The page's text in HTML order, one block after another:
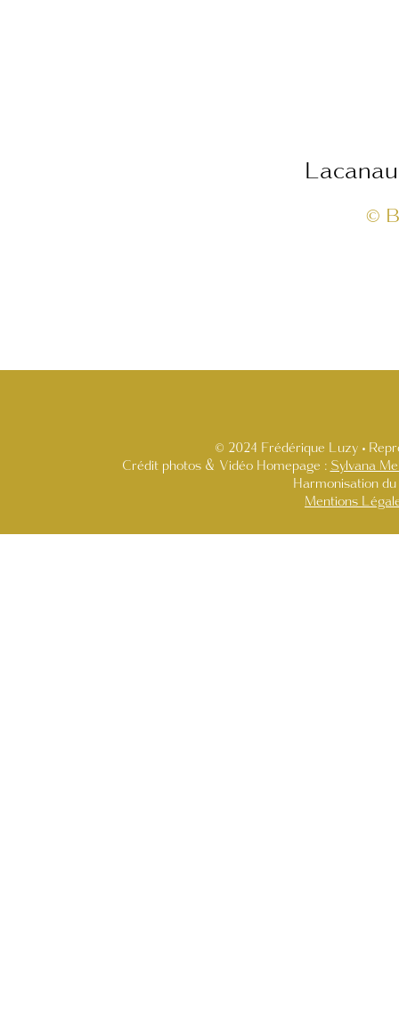
©
© 2024 Frédérique Luzy •
Crédit photos & Vidéo Homepage :Sylvana
Harmonisation
Mentions